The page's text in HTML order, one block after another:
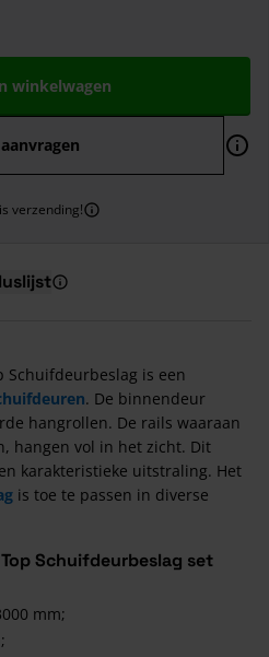
winkelwagen
verzending!
Schuifdeurbeslag is een
. De binnendeur
hangrollen. De rails waaraan
hangen vol in het zicht. Dit
karakteristieke uitstraling. Het
is toe te passen in diverse
Schuifdeurbeslag set
mm;